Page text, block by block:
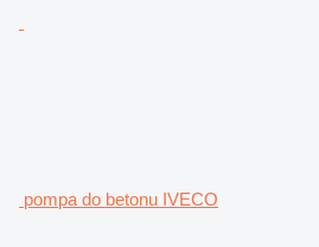
pompa do betonu IVECO